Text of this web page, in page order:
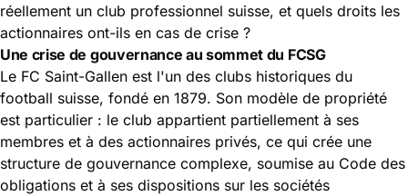
réellement un club professionnel suisse, et quels droits les
actionnaires ont-ils en cas de crise ?
Une crise de gouvernance au sommet du FCSG
Le FC Saint-Gallen est l'un des clubs historiques du
football suisse, fondé en 1879. Son modèle de propriété
est particulier : le club appartient partiellement à ses
membres et à des actionnaires privés, ce qui crée une
structure de gouvernance complexe, soumise au Code des
obligations et à ses dispositions sur les sociétés